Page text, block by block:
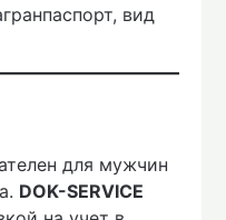
вид
для мужчин
DOK-SERVICE